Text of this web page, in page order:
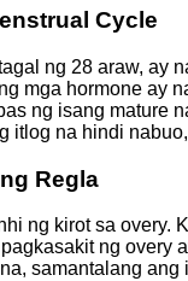
Cycle
ng 28 araw, ay
mga hormone ay
ng isang mature
itlog na hindi
Regla
ng kirot sa overy.
ng
samantalang